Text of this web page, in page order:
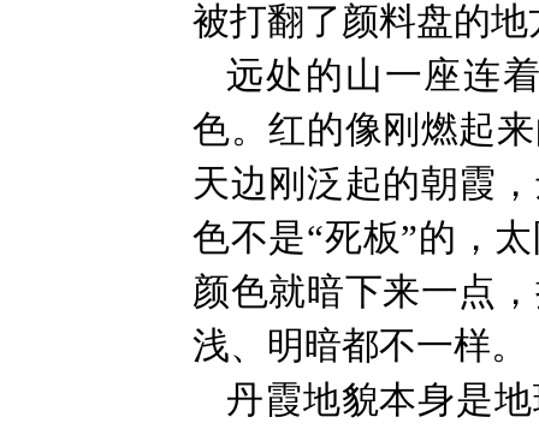
被打翻了颜料盘的
远处的山一座连
色。红的像刚燃起
天边刚泛起的朝霞
色不是“死板”的，
颜色就暗下来一点
浅、明暗都不一样。
丹霞地貌本身是